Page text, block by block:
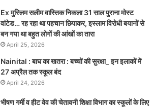
Ex मुस्लिम सलीम वास्तिक निकला 31 साल पुराना मोस्ट
वांटेड… रह रहा था पहचान छिपाकर, इस्लाम विरोधी बयानों से
बन गया था बहुत लोगों की आंखों का तारा
April 25, 2026
Nainital : बाघ का खतरा : बच्चों की सुरक्षा_ इन इलाकों में
27 अप्रैल तक स्कूल बंद
April 24, 2026
भीषण गर्मी व हीट वेव की चेतावनी शिक्षा विभाग का स्कूलों के लिए